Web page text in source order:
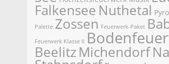
Falkensee Nuthetal
Palette Zossen Feuerwerk-Paket
Feuerwerk Klasse II
Beelitz Michendorf